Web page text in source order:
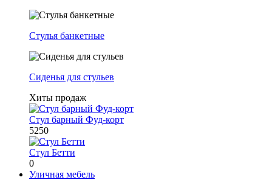
Стулья банкетные
Сиденья для стульев
Хиты продаж
Стул барный Фуд-корт
5250
Стул Бетти
0
Уличная мебель